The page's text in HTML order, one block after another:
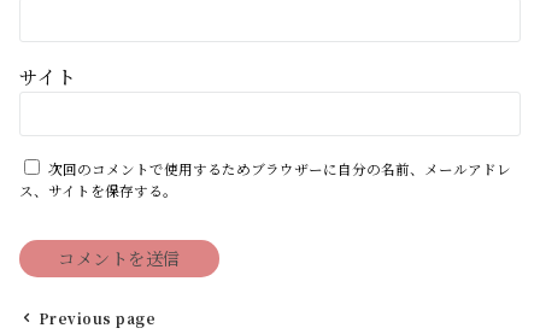
サイト
次回のコメントで使用するためブラウザーに自分の名前、メールアドレ
ス、サイトを保存する。
Previous page